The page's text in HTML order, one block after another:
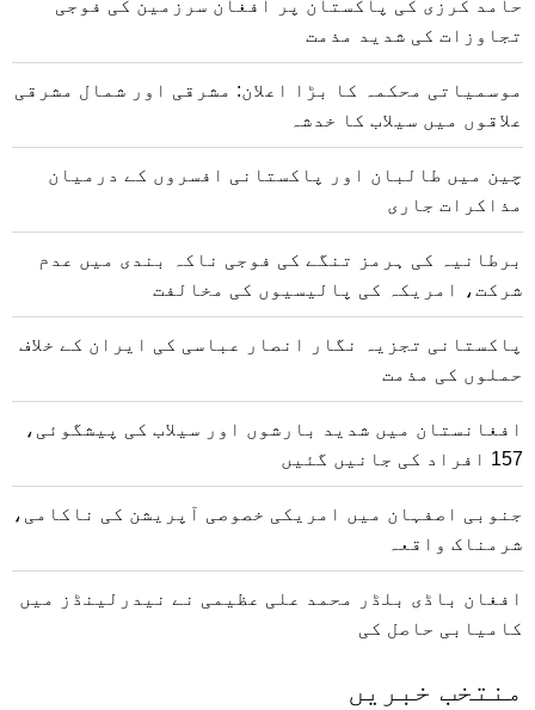
حامد کرزی کی پاکستان پر افغان سرزمین کی فوجی
تجاوزات کی شدید مذمت
موسمیاتی محکمہ کا بڑا اعلان: مشرقی اور شمال مشرقی
علاقوں میں سیلاب کا خدشہ
چین میں طالبان اور پاکستانی افسروں کے درمیان
مذاکرات جاری
برطانیہ کی ہرمز تنگے کی فوجی ناکہ بندی میں عدم
شرکت، امریکہ کی پالیسیوں کی مخالفت
پاکستانی تجزیہ نگار انصار عباسی کی ایران کے خلاف
حملوں کی مذمت
افغانستان میں شدید بارشوں اور سیلاب کی پیشگوئی،
157 افراد کی جانیں گئیں
جنوبی اصفہان میں امریکی خصوصی آپریشن کی ناکامی،
شرمناک واقعہ
افغان باڈی بلڈر محمد علی عظیمی نے نیدرلینڈز میں
کامیابی حاصل کی
منتخب خبریں